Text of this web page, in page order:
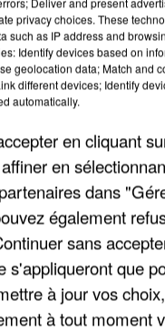
Glucksmann
Lecornu annonce
partis à la rentrée.
privacy choices. These
such as IP address and
Identify devices based on
geolocation data; Match and
different devices; Identify
automatically.
en cliquant
en
dans
également
sans
s'appliqueront que
à jour vos
à tout moment